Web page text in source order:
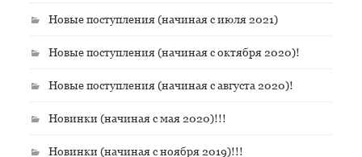
Новые поступления (начиная с июля 2021)
Новые поступления (начиная с октября 2020)!
Новые поступления (начиная с августа 2020)!
Новинки (начиная с мая 2020)!!!
Новинки (начиная с ноября 2019)!!!